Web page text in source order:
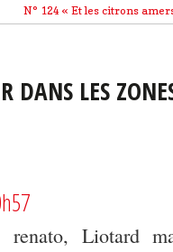
N° 124 « Et les citrons
DANS LES
renato, Liotard